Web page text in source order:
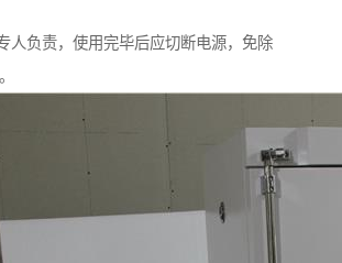
人负责，使用完毕后应切断电源，免除